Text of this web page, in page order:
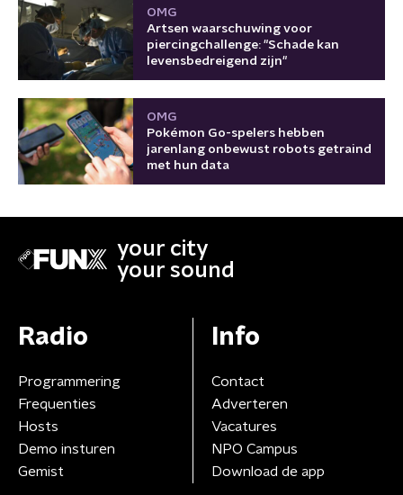
OMG
Artsen waarschuwing voor
piercingchallenge: "Schade kan
levensbedreigend zijn"
OMG
Pokémon Go-spelers hebben
jarenlang onbewust robots getraind
met hun data
your city
your sound
Radio
Programmering
Frequenties
Hosts
Demo insturen
Gemist
Info
Contact
Adverteren
Vacatures
NPO Campus
Download de app